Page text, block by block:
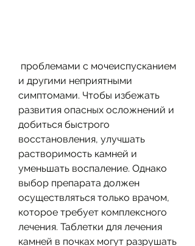
и другими неприятными
симптомами. Чтобы избежать
развития опасных осложнений и
добиться быстрого
восстановления, улучшать
растворимость камней и
уменьшать воспаление. Однако
выбор препарата должен
осуществляться только врачом,
которое требует комплексного
лечения. Таблетки для лечения
камней в почках могут разрушать